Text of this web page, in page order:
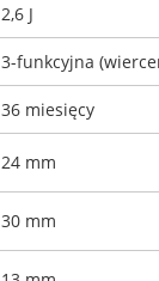
2,6 J
3-funkcyjna
36 miesięcy
24 mm
30 mm